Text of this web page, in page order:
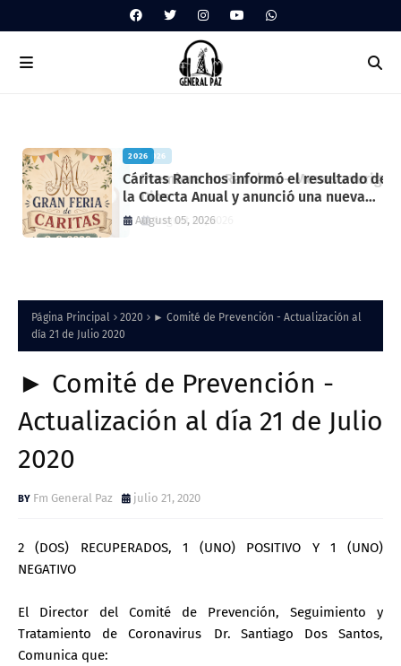
2026
Cáritas Ranchos informó el resultado de
la Colecta Anual y anunció una nueva
feria solidaria
August 05, 2026
Página Principal 2020
► Comité de Prevención - Actualización al
día 21 de Julio 2020
► Comité de Prevención -
Actualización al día 21 de Julio
2020
Fm General Paz julio 21, 2020
2 (DOS) RECUPERADOS, 1 (UNO) POSITIVO Y 1 (UNO)
NEGATIVO
El Director del Comité de Prevención, Seguimiento y
Tratamiento de Coronavirus Dr. Santiago Dos Santos,
Comunica que: